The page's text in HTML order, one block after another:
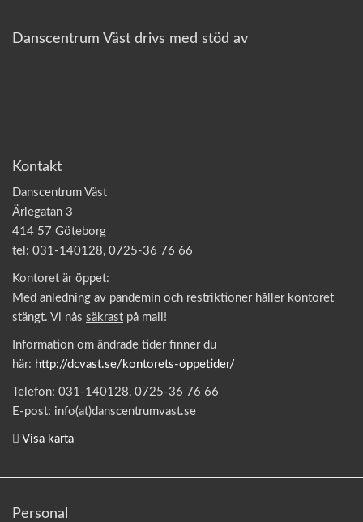
Danscentrum Väst drivs med stöd av
Kontakt
Danscentrum Väst
Ärlegatan 3
414 57 Göteborg
tel: 031-140128, 0725-36 76 66
Kontoret är öppet:
Med anledning av pandemin och restriktioner håller kontoret
stängt. Vi nås säkrast på mail!
Information om ändrade tider finner du
här: http://dcvast.se/kontorets-oppetider/
Telefon: 031-140128, 0725-36 76 66
E-post: info(at)danscentrumvast.se
Visa karta
Personal